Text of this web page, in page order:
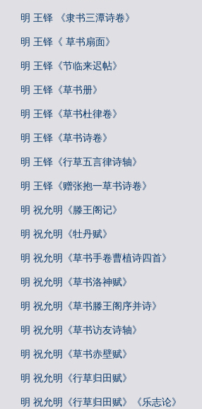
明 王铎 《隶书三潭诗卷》
明 王铎《 草书扇面》
明 王铎《节临来迟帖》
明 王铎《草书册》
明 王铎《草书杜律卷》
明 王铎《草书诗卷》
明 王铎《行草五言律诗轴》
明 王铎《赠张抱一草书诗卷》
明 祝允明《滕王阁记》
明 祝允明《牡丹赋》
明 祝允明《草书手卷曹植诗四首》
明 祝允明《草书洛神赋》
明 祝允明《草书滕王阁序并诗》
明 祝允明《草书访友诗轴》
明 祝允明《草书赤壁赋》
明 祝允明《行草归田赋》
明 祝允明《行草归田赋》《乐志论》